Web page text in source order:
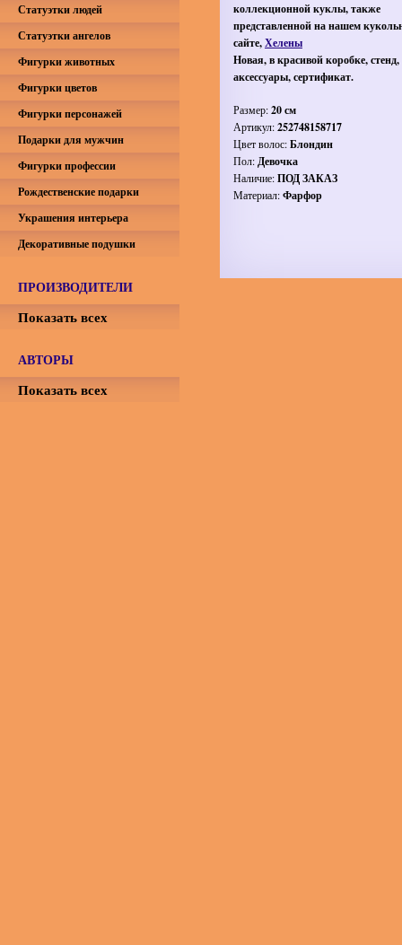
коллекционной куклы, также
представленной на нашем
сайте,Хелены
Новая, в красивой коробке, стенд,
аксессуары, сертификат.
Размер:20 см
Артикул:252748158717
Цвет волос:Блондин
Пол:Девочка
Наличие:ПОД ЗАКАЗ
Материал:Фарфор
Статуэтки людей
Статуэтки ангелов
Фигурки животных
Фигурки цветов
Фигурки персонажей
Подарки для мужчин
Фигурки профессии
Рождественские подарки
Украшения интерьера
Декоративные подушки
ПРОИЗВОДИТЕЛИ
Показать всех
АВТОРЫ
Показать всех